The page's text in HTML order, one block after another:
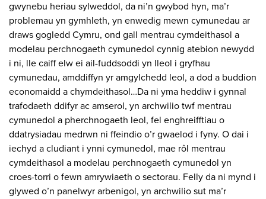
gwynebu heriau sylweddol, da ni’n gwybod hyn, ma’r
problemau yn gymhleth, yn enwedig mewn cymunedau ar
draws gogledd Cymru, ond gall mentrau cymdeithasol a
modelau perchnogaeth cymunedol cynnig atebion newydd
i ni, lle caiff elw ei ail-fuddsoddi yn lleol i gryfhau
cymunedau, amddiffyn yr amgylchedd leol, a dod a buddion
economaidd a chymdeithasol…Da ni yma heddiw i gynnal
trafodaeth ddifyr ac amserol, yn archwilio twf mentrau
cymunedol a pherchnogaeth leol, fel enghreifftiau o
ddatrysiadau medrwn ni ffeindio o’r gwaelod i fyny. O dai i
iechyd a cludiant i ynni cymunedol, mae rôl mentrau
cymdeithasol a modelau perchnogaeth cymunedol yn
croes-torri o fewn amrywiaeth o sectorau. Felly da ni mynd i
glywed o’n panelwyr arbenigol, yn archwilio sut ma’r